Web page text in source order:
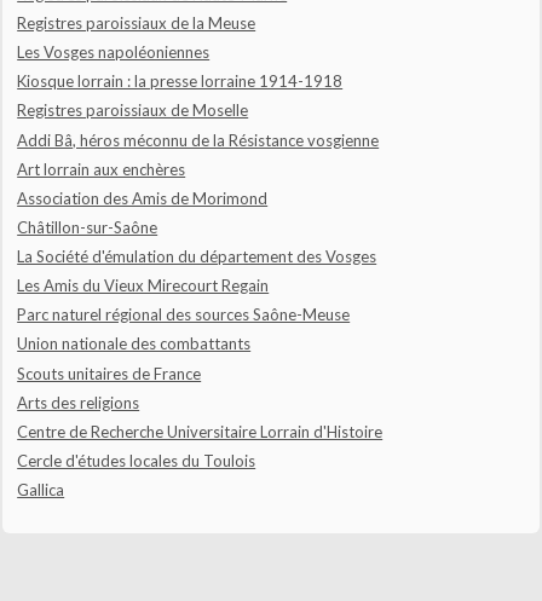
Registres paroissiaux de la Meuse
Les Vosges napoléoniennes
Kiosque lorrain : la presse lorraine 1914-1918
Registres paroissiaux de Moselle
Addi Bâ, héros méconnu de la Résistance vosgienne
Art lorrain aux enchères
Association des Amis de Morimond
Châtillon-sur-Saône
La Société d'émulation du département des Vosges
Les Amis du Vieux Mirecourt Regain
Parc naturel régional des sources Saône-Meuse
Union nationale des combattants
Scouts unitaires de France
Arts des religions
Centre de Recherche Universitaire Lorrain d'Histoire
Cercle d'études locales du Toulois
Gallica